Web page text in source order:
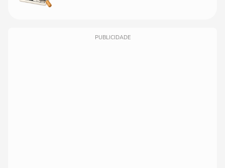
PUBLICIDADE